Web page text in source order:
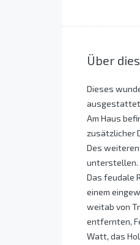
Über
Dieses
Am Haus
zusätzlicher
Des
unterstellen.
Das feudale
einem
weitab von
entfernten,
Watt, das